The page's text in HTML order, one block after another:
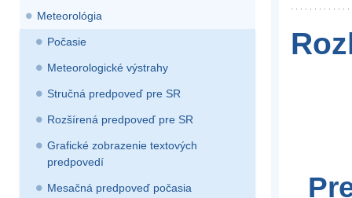
Meteorológia
Počasie
Meteorologické výstrahy
Stručná predpoveď pre SR
Rozšírená predpoveď pre SR
Grafické zobrazenie textových
predpovedí
Mesačná predpoveď počasia